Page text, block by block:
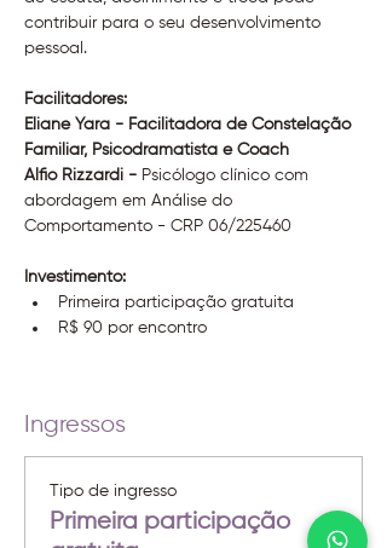
contribuir para o seu desenvolvimento
pessoal.
Facilitadores:
Eliane Yara - Facilitadora de Constelação
Familiar, Psicodramatista e Coach
Alfio Rizzardi - Psicólogo clínico com
abordagem em Análise do
Comportamento - CRP 06/225460
Investimento:
Primeira participação gratuita
R$ 90 por encontro
Ingressos
Tipo de ingresso
Primeira participação